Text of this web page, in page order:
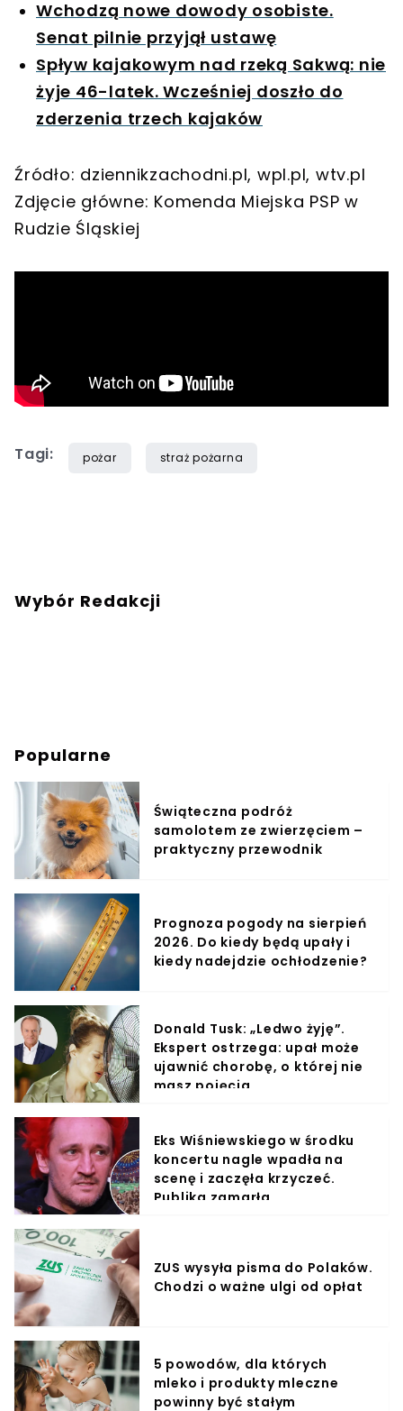
Wchodzą nowe dowody osobiste.
Senat pilnie przyjął ustawę
Spływ kajakowym nad rzeką Sakwą: nie
żyje 46-latek. Wcześniej doszło do
zderzenia trzech kajaków
Źródło: dziennikzachodni.pl, wpl.pl, wtv.pl
Zdjęcie główne: Komenda Miejska PSP w
Rudzie Śląskiej
Tagi: pożar straż pożarna
Wybór Redakcji
Popularne
Świąteczna podróż
samolotem ze zwierzęciem –
praktyczny przewodnik
Prognoza pogody na sierpień
2026. Do kiedy będą upały i
kiedy nadejdzie ochłodzenie?
Donald Tusk: „Ledwo żyję”.
Ekspert ostrzega: upał może
ujawnić chorobę, o której nie
masz pojęcia
Eks Wiśniewskiego w środku
koncertu nagle wpadła na
scenę i zaczęła krzyczeć.
Publika zamarła
ZUS wysyła pisma do Polaków.
Chodzi o ważne ulgi od opłat
5 powodów, dla których
mleko i produkty mleczne
powinny być stałym